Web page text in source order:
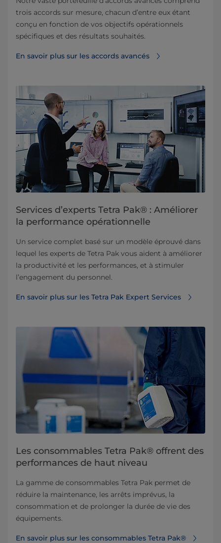
trois accords sur mesure, chacun d’entre eux étant
conçu en fonction de vos objectifs opérationnels
spécifiques et des résultats souhaités.
En savoir plus sur les accords avancés
Services d’experts Tetra Pak® : Améliorer
la performance opérationnelle
Un service complet basé sur un modèle éprouvé dans
lequel les experts de Tetra Pak vous aident à améliorer
la productivité et les performances, et à stimuler
l’engagement du personnel.
En savoir plus sur les Tetra Pak Expert Services
Les consommables Tetra Pak® offrent des
performances de haut niveau
La gamme de consommables Tetra Pak permet de
réduire la maintenance, les arrêts imprévus, la
consommation et de prolonger la durée de vie des
équipements.
En savoir plus sur les consommables Tetra Pak®